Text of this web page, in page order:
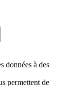
données à des
permettent de